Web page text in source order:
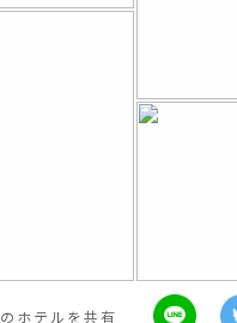
ホテルを共有